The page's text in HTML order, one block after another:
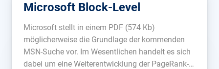
Microsoft Block-Level
Microsoft stellt in einem PDF (574 Kb)
möglicherweise die Grundlage der kommenden
MSN-Suche vor. Im Wesentlichen handelt es sich
dabei um eine Weiterentwicklung der PageRank-